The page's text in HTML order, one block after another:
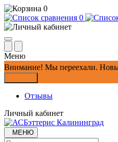
0
0
Меню
Внимание! Мы переехали.
Отзывы
Личный кабинет
МЕНЮ